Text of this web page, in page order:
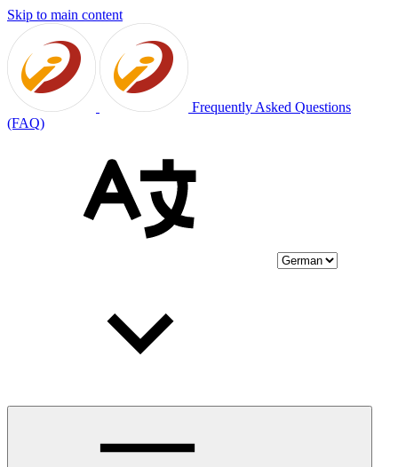
Skip to main content
Frequently Asked Questions
(FAQ)